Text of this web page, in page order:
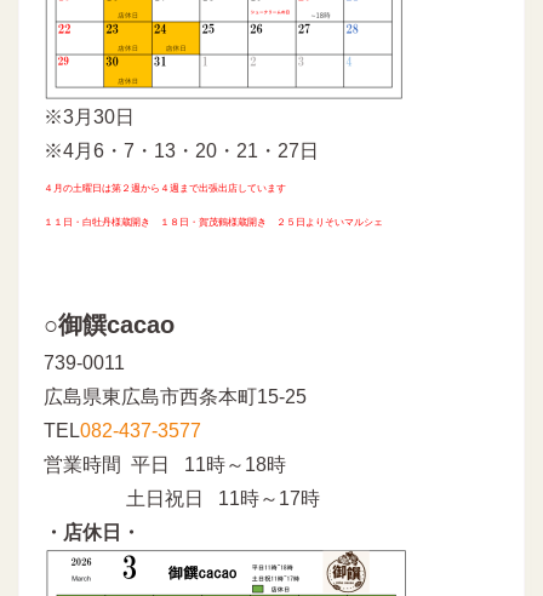
※3月30日
※4月6・7・13・20・21・27日
４月の土曜日は第２週から４週まで出張出店しています
１１日・白牡丹様蔵開き １８日・賀茂鶴様蔵開き ２５日よりそいマルシェ
○御饌cacao
739-0011
広島県東広島市西条本町15-25
TEL082-437-3577
営業時間 平日 11時～18時
土日祝日 11時～17時
・店休日・